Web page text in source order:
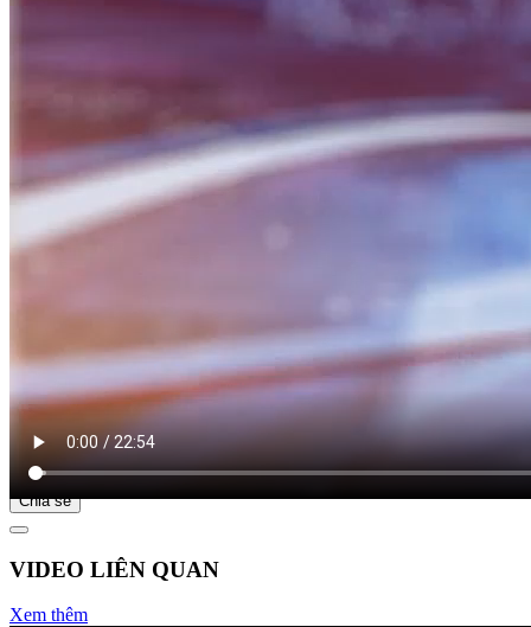
BỮA SÁNG DOANH NHÂN
Nguồn: SCTV8 - VITV
Bắt đầu tại
Chia sẻ
VIDEO LIÊN QUAN
Xem thêm